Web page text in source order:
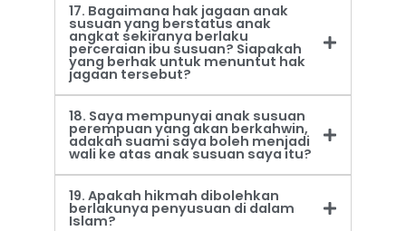
17. Bagaimana hak jagaan anak
susuan yang berstatus anak
angkat sekiranya berlaku
perceraian ibu susuan? Siapakah
yang berhak untuk menuntut hak
jagaan tersebut?
18. Saya mempunyai anak susuan
perempuan yang akan berkahwin,
adakah suami saya boleh menjadi
wali ke atas anak susuan saya itu?
19. Apakah hikmah dibolehkan
berlakunya penyusuan di dalam
Islam?